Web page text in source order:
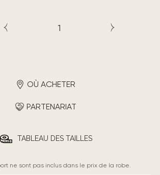
OÙ ACHETER
PARTENARIAT
TABLEAU DES TAILLES
ne sont pas inclus dans le prix de la robe.